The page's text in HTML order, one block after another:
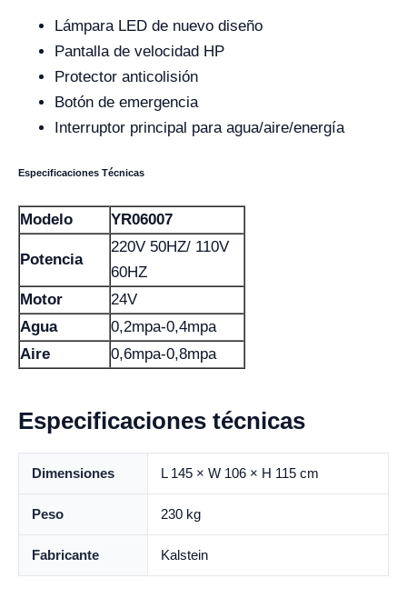
Lámpara LED de nuevo diseño
Pantalla de velocidad HP
Protector anticolisión
Botón de emergencia
Interruptor principal para agua/aire/energía
Especificaciones Técnicas
Modelo YR06007
Potencia
220V 50HZ/ 110V
60HZ
Motor
24V
Agua
0,2mpa-0,4mpa
Aire
0,6mpa-0,8mpa
Especificaciones técnicas
Dimensiones L 145 × W 106 × H 115 cm
Peso 230 kg
Fabricante Kalstein